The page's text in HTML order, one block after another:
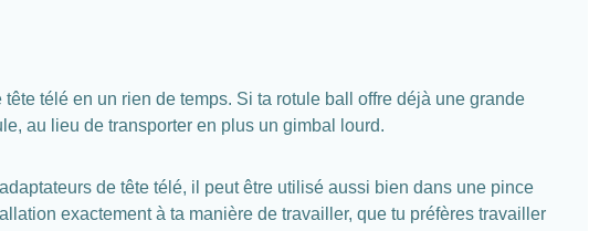
télé en un rien de temps. Si ta rotule ball offre déjà une grande
au lieu de transporter en plus un gimbal lourd.
de tête télé, il peut être utilisé aussi bien dans une pince
exactement à ta manière de travailler, que tu préfères travailler